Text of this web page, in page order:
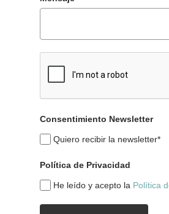
Consentimiento Newsletter
Quiero recibir la newsletter*
Política de Privacidad
He leído y acepto la Política